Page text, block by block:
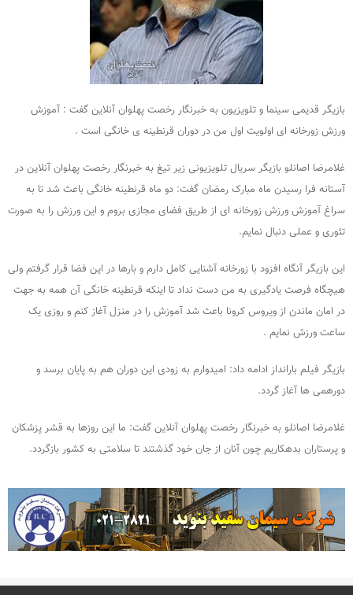
بازیگر قدیمی سینما و تلویزیون به خبرنگار رخصت پهلوان آنلاین گفت : آموزش
ورزش زورخانه ای اولویت اول من در دوران قرنطینه ی خانگی است .
غلامرضا اصانلو بازیگر سریال تلویزیونی زیر تیغ به خبرنگار رخصت پهلوان آنلاین در
آستانه فرا رسیدن ماه مبارک رمضان گفت: دو ماه قرنطینه خانگی باعث شد تا به
سراغ آموزش ورزش زورخانه ای از طریق فضای مجازی بروم و این ورزش را به صورت
تئوری و عملی دنبال نمایم.
این بازیگر آنگاه افزود با زورخانه آشنایی کامل دارم و بارها در این فضا قرار گرفتم ولی
هیچگاه فرصت یادگیری به من دست نداد تا اینکه قرنطینه خانگی آن همه به جهت
در امان ماندن از ویروس کرونا باعث شد آموزش را در منزل آغاز کنم و روزی یک
ساعت ورزش نمایم .
بازیگر فیلم بارانداز ادامه داد: امیدوارم به زودی این دوران هم به پایان برسد و
دورهمی ها آغاز گردد.
غلامرضا اصانلو به خبرنگار رخصت پهلوان آنلاین گفت: ما این روزها به قشر پزشکان
و پرستاران بدهکاریم چون آنان از جان خود گذشتند تا سلامتی به کشور بازگردد.